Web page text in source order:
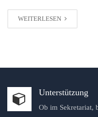
WEITERLESEN
Unterstützung
Ob im Sekretariat,